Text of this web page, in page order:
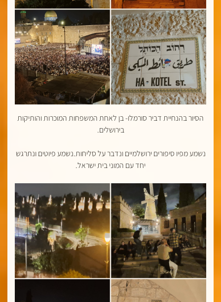
הסיור בהנחיית דביר סורמלו- בן לאחת המשפחות המוכרות והותיקות
בירושלים.
נשמע מפיו סיפורים ירושלמיים ונדבר על סליחות.נשמע פיוטים ונתרגש
יחד עם המוני בית ישראל.